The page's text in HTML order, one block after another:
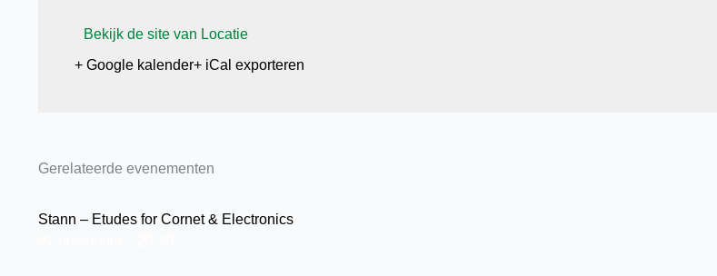
Bekijk de site van Locatie
+ Google kalender+ iCal exporteren
Gerelateerde evenementen
Stann – Etudes for Cornet & Electronics